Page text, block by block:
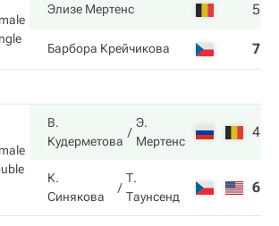
Элизе Мертенс 5
Барбора Крейчикова 7
В.
Кудерметова
Э.
Мертенс
4
К.
Синякова
Т.
Таунсенд
6